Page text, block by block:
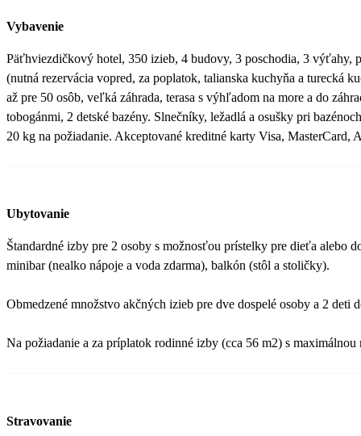
Vybavenie
Päťhviezdičkový hotel, 350 izieb, 4 budovy, 3 poschodia, 3 výťahy,
(nutná rezervácia vopred, za poplatok, talianska kuchyňa a turecká
až pre 50 osôb, veľká záhrada, terasa s výhľadom na more a do
tobogánmi, 2 detské bazény. Slnečníky, ležadlá a osušky pri
20 kg na požiadanie. Akceptované kreditné karty Visa, MasterCard,
Ubytovanie
Štandardné izby pre 2 osoby s možnosťou prístelky pre dieťa alebo
minibar (nealko nápoje a voda zdarma), balkón (stôl a stoličky).
Obmedzené množstvo akčných izieb pre dve dospelé osoby a 2 deti
Na požiadanie a za príplatok rodinné izby (cca 56 m2) s
Stravovanie